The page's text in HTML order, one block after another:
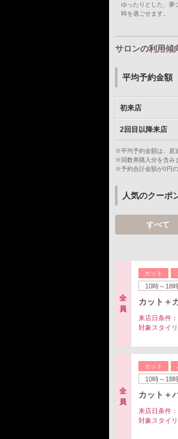
ゆったりとした、夢
時を過ごせます。
サロンの利用傾
平均予約金額
初来店
2回目以降来店
※平均予約金額は、直
※回数券購入分を含み
※予約合計金額が0円
人気のクーポ
すべて
全
員
カット
10時～18
カット＋
来店日条件：
対象スタイリ
全
員
カット
10時～18
カット＋
来店日条件：
対象スタイリ